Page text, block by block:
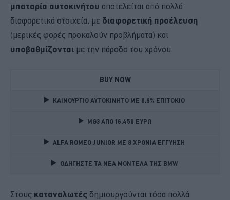
μπαταρία αυτοκινήτου αποτελείται από πολλά
διαφορετικά στοιχεία, με διαφορετική προέλευση
(μερικές φορές προκαλούν προβλήματα) και
υποβαθμίζονται με την πάροδο του χρόνου.
BUY NOW
ΚΑΙΝΟΥΡΓΙΟ ΑΥΤΟΚΙΝΗΤΟ ΜΕ 0,9% ΕΠΙΤΟΚΙΟ
MG3 ΑΠΟ 16.450 ΕΥΡΩ
ALFA ROMEO JUNIOR ME 8 ΧΡΟΝΙΑ ΕΓΓΥΗΣΗ
ΟΔΗΓΗΣΤΕ ΤΑ ΝΕΑ ΜΟΝΤΕΛΑ ΤΗΣ BMW
Στους καταναλωτές δημιουργούνται τόσα πολλά